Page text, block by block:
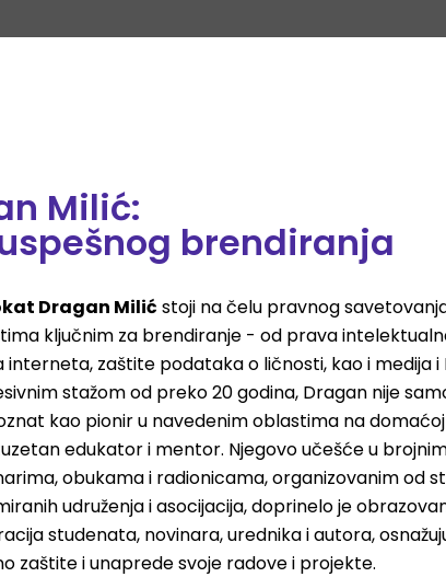
Milić:
brendiranja
Dragan Milić stoji na čelu pravnog
ključnim za brendiranje - od prava
interneta, zaštite podataka o ličnosti, kao i medija i
stažom od preko 20 godina, Dragan nije
kao pionir u navedenim oblastima na
edukator i mentor. Njegovo učešće u
obukama i radionicama, organizovanim od
udruženja i asocijacija, doprinelo je
studenata, novinara, urednika i autora,
zaštite i unaprede svoje radove i projekte.